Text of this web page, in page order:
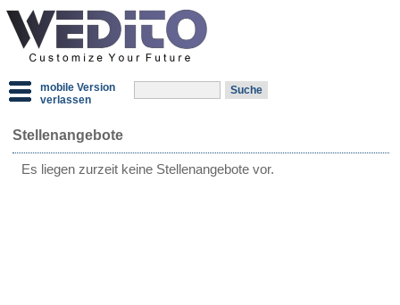
mobile Version
verlassen
Stellenangebote
Es liegen zurzeit keine Stellenangebote vor.